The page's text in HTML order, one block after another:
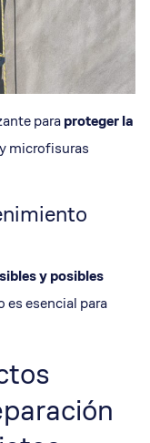
paraproteger la
microfisuras
y posibles
es esencial para